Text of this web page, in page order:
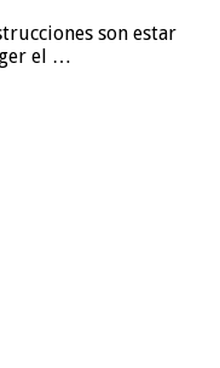
son estar
el …